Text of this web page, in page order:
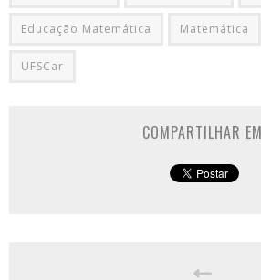
Educação Matemática Matemática
UFSCar
COMPARTILHAR